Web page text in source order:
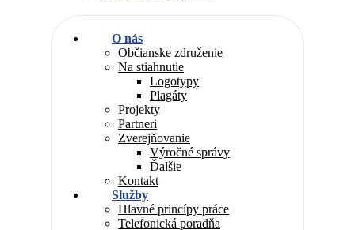
O nás
Občianske združenie
Na stiahnutie
Logotypy
Plagáty
Projekty
Partneri
Zverejňovanie
Výročné správy
Ďalšie
Kontakt
Služby
Hlavné princípy práce
Telefonická poradňa